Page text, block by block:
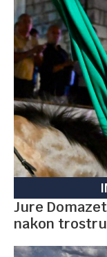
Jure
nakon